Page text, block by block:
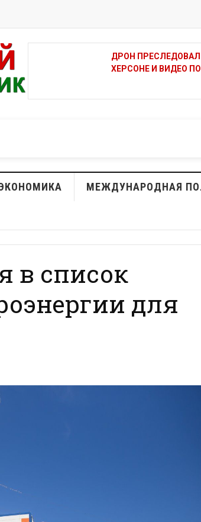
ДО +39 ГРАДУСОВ И
ЖИТЕЛЕЙ
МЕЖДУНАРОДНАЯ
в список
для